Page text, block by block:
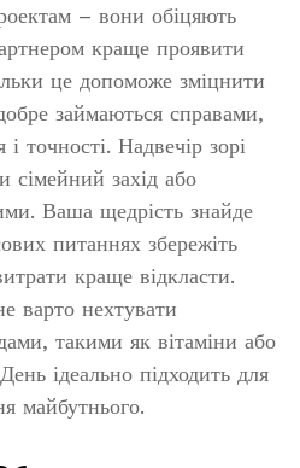
– вони обіцяють
краще проявити
це допоможе зміцнити
займаються справами,
точності. Надвечір зорі
сімейний захід або
Ваша щедрість знайде
питаннях збережіть
краще відкласти.
варто нехтувати
такими як вітаміни або
ідеально підходить для
майбутнього.